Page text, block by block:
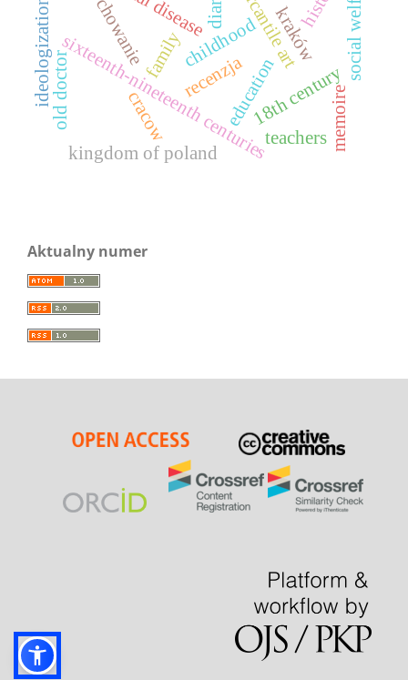
mercantile art
sixteenth-nineteenth centuries
cracow
childhood
education
family
18th century
kingdom of poland
kraków
recenzja
wychowanie
teachers
ideologization diary
memoire
social welfare
old doctor
Aktualny numer